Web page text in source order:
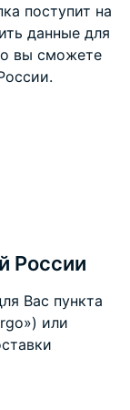
поступит на
данные для
вы сможете
России
Вас пункта
или